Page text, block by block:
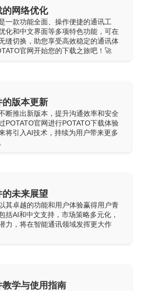
网络优化
一款功能全面、操作便捷的通讯工
化和中文界面等多项特色功能，可在
缝切换，助您享受高效稳定的通讯体
官网开始您的下载之旅吧！🚀
版本更新
断推出新版本，提升沟通效率和安全
POTATO官网进行POTATO下载体验
将引入AI技术，持续为用户带来更多
未来展望
其卓越的功能和用户体验赢得用户青
括AI和中文支持，市场策略多元化，
力，将在智能通讯领域发挥更大作
学与使用指南